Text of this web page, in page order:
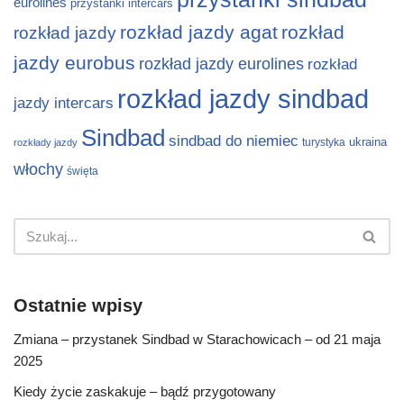
przystanki intercars
rozkład jazdy rozkład jazdy agat rozkład
jazdy eurobus rozkład jazdy eurolines rozkład
jazdy intercars rozkład jazdy sindbad
rozkłady jazdy Sindbad sindbad do niemiec turystyka ukraina
włochy święta
Ostatnie wpisy
Zmiana – przystanek Sindbad w Starachowicach – od 21 maja
2025
Kiedy życie zaskakuje – bądź przygotowany